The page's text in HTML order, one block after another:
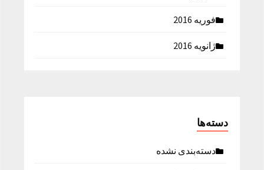
فوریه 2016
ژانویه 2016
دسته‌ها
دسته‌بندی نشده